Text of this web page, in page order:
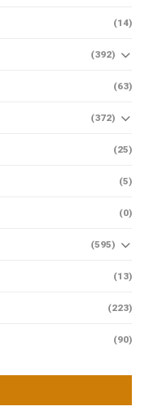
(14)
(392)
(63)
(372)
(25)
(5)
(0)
(595)
(13)
(223)
(90)